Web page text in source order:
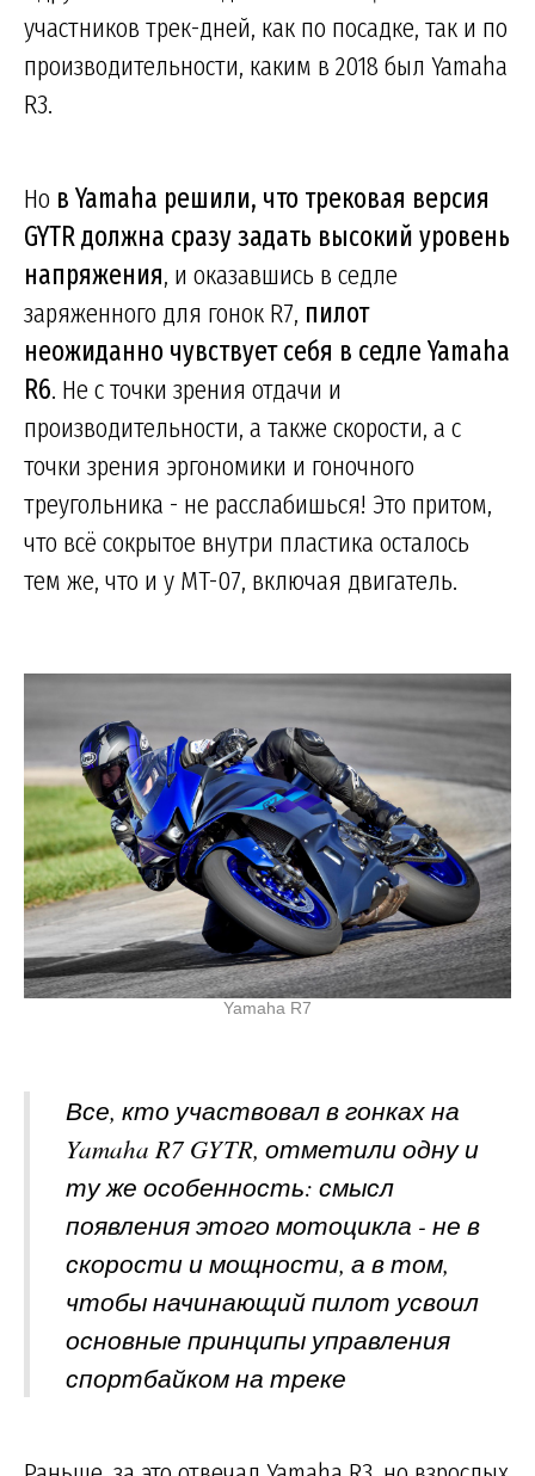
участников трек-дней, как по посадке, так и по
производительности, каким в 2018 был Yamaha
R3.
Но в Yamaha решили, что трековая версия
GYTR должна сразу задать высокий уровень
напряжения, и оказавшись в седле
заряженного для гонок R7, пилот
неожиданно чувствует себя в седле Yamaha
R6. Не с точки зрения отдачи и
производительности, а также скорости, а с
точки зрения эргономики и гоночного
треугольника - не расслабишься! Это притом,
что всё сокрытое внутри пластика осталось
тем же, что и у MT-07, включая двигатель.
Yamaha R7
Все, кто участвовал в гонках на
Yamaha R7 GYTR, отметили одну и
ту же особенность: смысл
появления этого мотоцикла - не в
скорости и мощности, а в том,
чтобы начинающий пилот усвоил
основные принципы управления
спортбайком на треке